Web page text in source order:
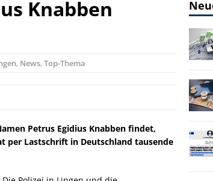
Knabben
, News,Top-Thema
Petrus Egidius Knabben findet,
per Lastschrift in Deutschland tausende